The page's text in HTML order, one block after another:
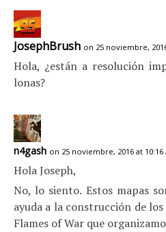
JosephBrush on 25 noviembre,
Hola, ¿están a resolución
lonas?
n4gash on 25 noviembre, 2016 at 10:16
Hola Joseph,
No, lo siento. Estos mapas
ayuda a la construcción de
Flames of War que